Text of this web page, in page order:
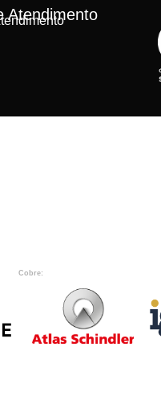
Atendimento
Cobre: